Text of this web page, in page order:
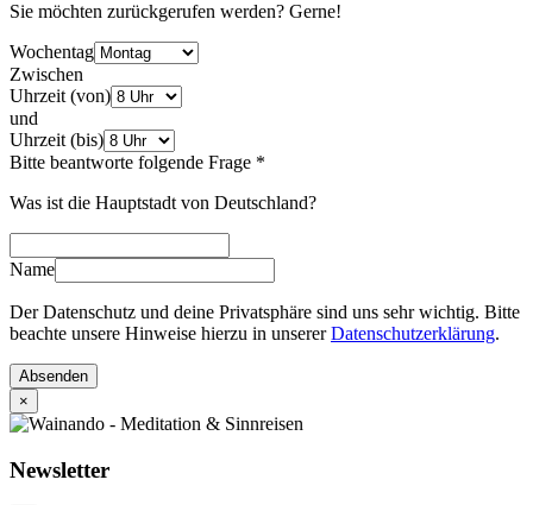
Sie möchten zurückgerufen werden? Gerne!
Wochentag
Zwischen
Uhrzeit (von)
und
Uhrzeit (bis)
Bitte beantworte folgende Frage *
Was ist die Hauptstadt von Deutschland?
Name
Der Datenschutz und deine Privatsphäre sind uns sehr wichtig. Bitte
beachte unsere Hinweise hierzu in unsererDatenschutzerklärung.
Absenden
×
Newsletter